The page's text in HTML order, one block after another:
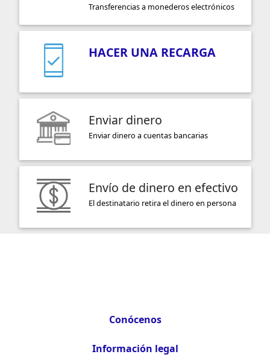
Transferencias a monederos electrónicos
HACER UNA RECARGA
Enviar dinero
Enviar dinero a cuentas bancarias
Envío de dinero en efectivo
El destinatario retira el dinero en persona
Conócenos
Información legal